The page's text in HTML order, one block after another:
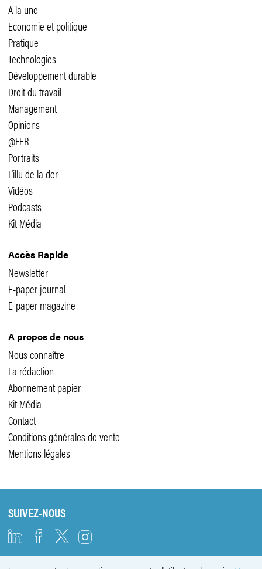
A la une
Economie et politique
Pratique
Technologies
Développement durable
Droit du travail
Management
Opinions
@FER
Portraits
L'illu de la der
Vidéos
Podcasts
Kit Média
Accès Rapide
Newsletter
E-paper journal
E-paper magazine
A propos de nous
Nous connaître
La rédaction
Abonnement papier
Kit Média
Contact
Conditions générales de vente
Mentions légales
SUIVEZ-NOUS